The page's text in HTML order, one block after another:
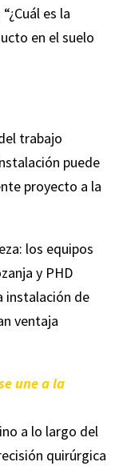
es la
en el suelo
trabajo
puede
proyecto a la
los equipos
y PHD
instalación de
ventaja
une a la
a lo largo del
quirúrgica